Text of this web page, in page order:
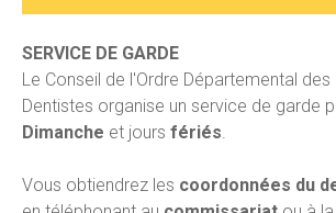
SERVICE DE GARDE
Le Conseil de l'Ordre Départemental des
Dentistes organise un service de garde
Dimanche et jours fériés.
Vous obtiendrez les coordonnées du